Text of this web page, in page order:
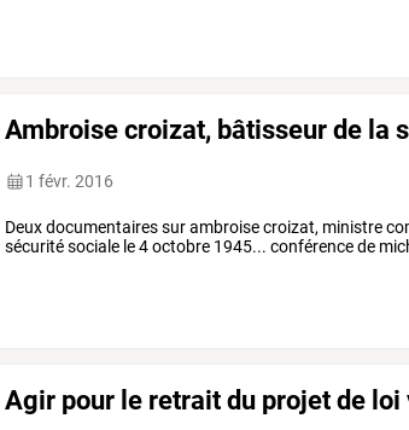
Ambroise croizat, bâtisseur de la
1 févr. 2016
Deux documentaires sur ambroise croizat, ministre
sécurité sociale le 4 octobre 1945... conférence de
Agir pour le retrait du projet de